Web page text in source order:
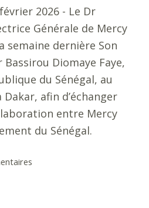
2026 - Le Dr
Générale de Mercy
semaine dernière Son
Bassirou Diomaye Faye,
du Sénégal, au
afin d’échanger
entre Mercy
du Sénégal.